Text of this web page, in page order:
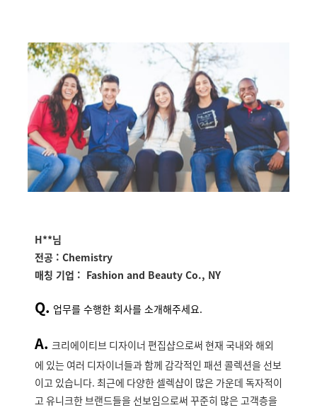
H**님
전공 : Chemistry
매칭 기업 : Fashion and Beauty Co., NY
Q. 업무를 수행한 회사를 소개해주세요.
A. 크리에이티브 디자이너 편집샵으로써 현재 국내와 해외
에 있는 여러 디자이너들과 함께 감각적인 패션 콜렉션을 선보
이고 있습니다. 최근에 다양한 셀렉샵이 많은 가운데 독자적이
고 유니크한 브랜드들을 선보임으로써 꾸준히 많은 고객층을